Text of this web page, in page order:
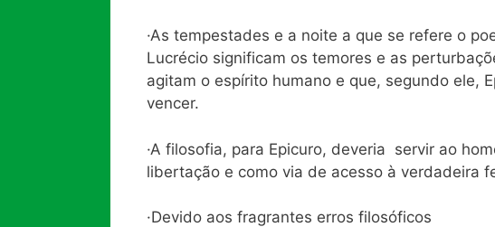
·As tempestades e a noite a que se refere o
Lucrécio significam os temores e as
agitam o espírito humano e que, segundo ele,
vencer.
·A filosofia, para Epicuro, deveria servir ao
libertação e como via de acesso à verdadeira
·Devido aos fragrantes erros filosóficos